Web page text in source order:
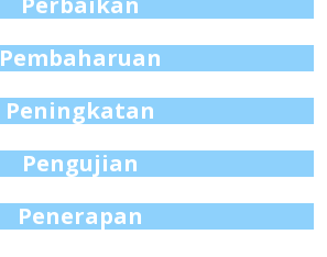
Pembaharuan
Peningkatan
Pengujian
Penerapan